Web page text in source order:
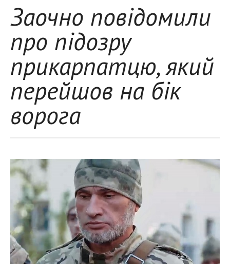
Заочно повідомили
про підозру
прикарпатцю, який
перейшов на бік
ворога